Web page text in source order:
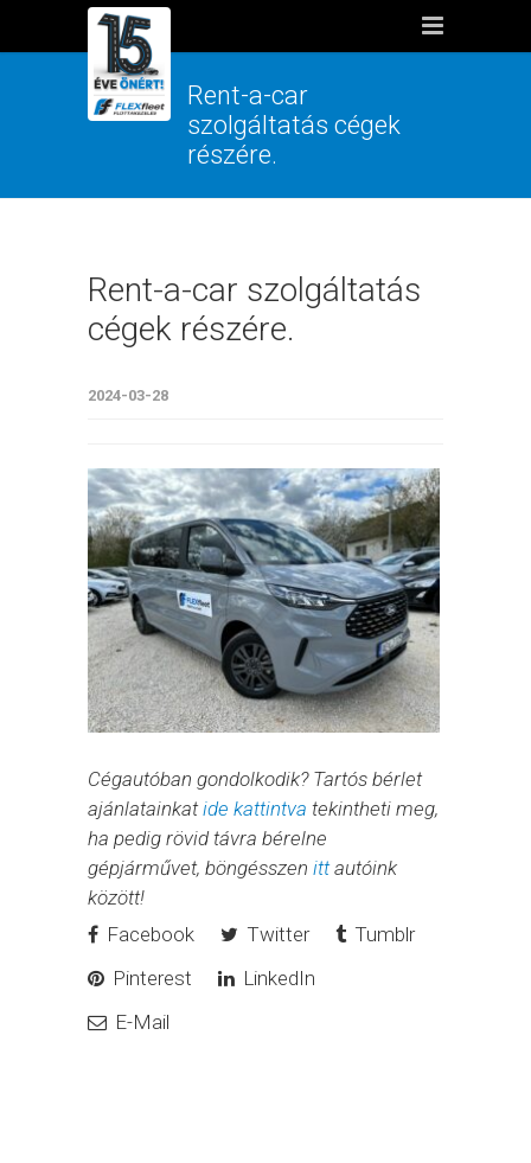
Rent-a-car
szolgáltatás cégek
részére.
Rent-a-car szolgáltatás
cégek részére.
2024-03-28
Cégautóban gondolkodik? Tartós bérlet
ajánlatainkatide kattintva tekintheti meg,
ha pedig rövid távra bérelne
gépjárművet, böngésszen ittautóink
között!
Facebook
Twitter
Tumblr
Pinterest
LinkedIn
E-Mail